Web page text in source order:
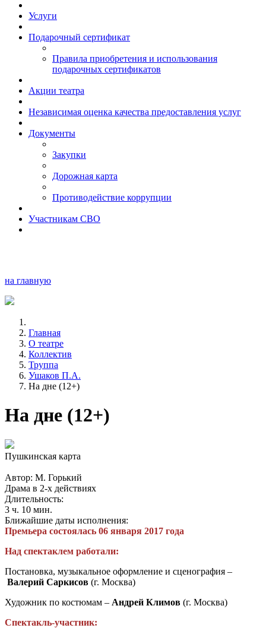
Услуги
Подарочный сертификат
Правила приобретения и использования
подарочных сертификатов
Акции театра
Независимая оценка качества предоставления услуг
Документы
Закупки
Дорожная карта
Противодействие коррупции
Участникам СВО
на главную
Главная
О театре
Коллектив
Труппа
Ушаков П.А.
На дне (12+)
На дне (12+)
Пушкинская карта
Автор: М. Горький
Драма в 2-х действиях
Длительность:
3 ч. 10 мин.
Ближайшие даты исполнения:
Премьера состоялась 06 января 2017 года
Над спектаклем работали:
Постановка, музыкальное оформление и сценография –
Валерий Саркисов (г. Москва)
Художник по костюмам – Андрей Климов (г. Москва)
Спектакль-участник: